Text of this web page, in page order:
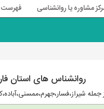
مشاوره یا روانشناسی فهرست
روانشناس های استان